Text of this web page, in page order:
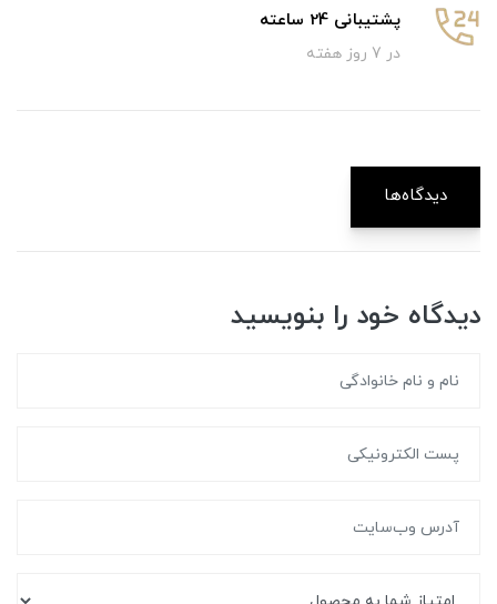
پشتیبانی 24 ساعته
در 7 روز هفته
دیدگاه‌ها
دیدگاه خود را بنویسید